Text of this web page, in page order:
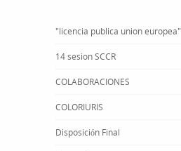
"licencia publica union europea"
14 sesion SCCR
COLABORACIONES
COLORIURIS
Disposición Final